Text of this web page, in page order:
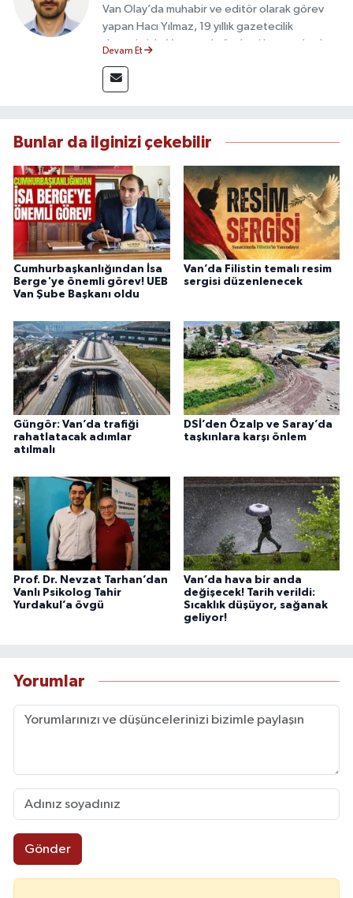
Van Olay’da muhabir ve editör olarak görev
yapan Hacı Yılmaz, 19 yıllık gazetecilik
deneyimiyle Van yerel gündemi başta olmak
takip etmektedir. Editoryal sürece katkı sunan
Yılmaz, tarafsızlık, doğruluk ve etik ilkeler
bilgilendirmektedir.
Devam Et
Bunlar da ilginizi çekebilir
Cumhurbaşkanlığından İsa
Berge'ye önemli görev! UEB
Van Şube Başkanı oldu
Van’da Filistin temalı resim
sergisi düzenlenecek
Güngör: Van’da trafiği
rahatlatacak adımlar
atılmalı
DSİ’den Özalp ve Saray’da
taşkınlara karşı önlem
Prof. Dr. Nevzat Tarhan’dan
Vanlı Psikolog Tahir
Yurdakul’a övgü
Van’da hava bir anda
değişecek! Tarih verildi:
Sıcaklık düşüyor, sağanak
geliyor!
Yorumlar
Gönder